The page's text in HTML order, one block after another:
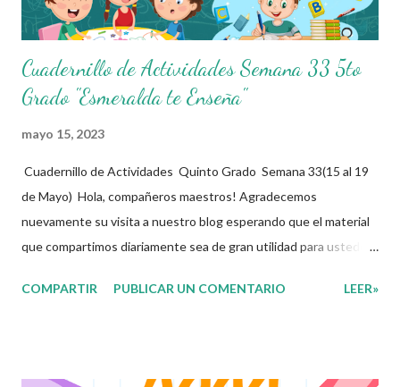
Cuadernillo de Actividades Semana 33 5to
Grado "Esmeralda te Enseña"
mayo 15, 2023
Cuadernillo de Actividades Quinto Grado Semana 33(15 al 19
de Mayo) Hola, compañeros maestros! Agradecemos
nuevamente su visita a nuestro blog esperando que el material
que compartimos diariamente sea de gran utilidad para ustedes
cuadernillo de actividades de la semana 33 donde encontrarán
COMPARTIR PUBLICAR UN COMENTARIO LEER»